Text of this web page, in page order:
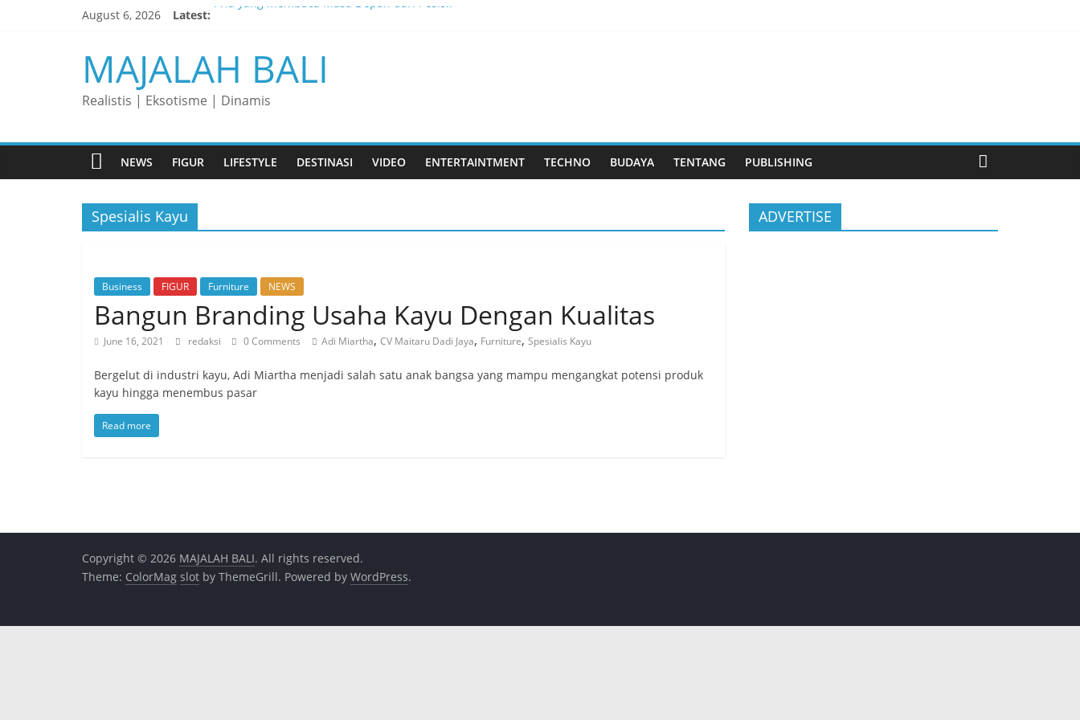
August 6, 2026 Latest:
Pria yang Membaca Masa Depan dari Pesisir
Lelaki yang Mengubah Garis Menjadi Masa Depan
Matahari yang Lahir di Pulau Dewata
Perjalanan Panjang di Balik Rasa yang Dicintai Banyak Orang
MAJALAH BALI
Realistis | Eksotisme | Dinamis
NEWS FIGUR LIFESTYLE DESTINASI VIDEO ENTERTAINTMENT TECHNO BUDAYA TENTANG PUBLISHING
Spesialis Kayu
Business FIGUR Furniture NEWS
Bangun Branding Usaha Kayu Dengan Kualitas
June 16, 2021 redaksi 0 Comments Adi Miartha, CV Maitaru Dadi Jaya, Furniture, Spesialis Kayu
Bergelut di industri kayu, Adi Miartha menjadi salah satu anak bangsa yang mampu mengangkat potensi produk
kayu hingga menembus pasar
Read more
ADVERTISE
Copyright © 2026 MAJALAH BALI. All rights reserved.
Theme: ColorMag slot by ThemeGrill. Powered by WordPress.